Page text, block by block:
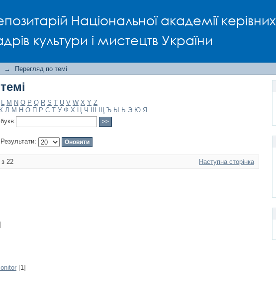
Національної академії керівних
культури і мистецтв України
→ Перегляд по темі
L M N O P Q R S T U V W X Y Z
К Л М Н О П Р С Т У Ф Х Ц Ч Ш Щ Ъ Ы Ь Э Ю Я
Результати:
22 Наступна сторінка
[1]